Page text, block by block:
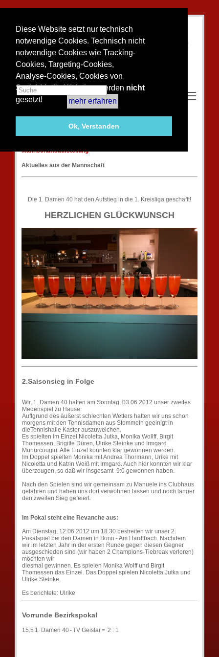
Diese Website setzt nur technisch
notwendige Cookies. Technisch nicht
notwendige Cookies wie Tracking-
Cookies, Targeting-Cookies,
Analyse-Cookies, Cookies von
Social-Media-Websites werden nicht
gesetzt!
mehr erfahren
Ok, Verstanden
Spielklasse:2. Kreisliga Gruppe B
Mannschaftsaufstellung
Aktuelles aus der Mannschaft
Die 1. Damen 40 hat den Aufstieg in die 1. Kreisliga geschafft!
HERZLICHEN GLÜCKWUNSCH
2.Saisonsieg in Folge
Wir, 1. Damen 40 hatten am Sonntag, 03.06.2012 unser zweites
Medenspiel zu Hause.
Auftgrund des äußerst schlechten Wetters hatten wir uns schon
morgens mit den Tennisdamen aus Stommeln geeinigt in
dieTennishalle Kaster auszuweichen.
Es spielten im Einzel Nicoletta Jutka, Monika Wollff, Birgit
Thomessen, Brigitte Düren, Ulrike Steinke und Irmgard
Mühürcouglu. Alle Einzel konnten klar gewonnen werden.
Im Doppel spielten Monika mit Andrea Thormann, Urike mit
Nicoletta und Katrin Weiß mit Irmgard. Auch hier konnten wir klar
überzeugen, so daß wir insgesamt 9:0 gewonnen haben.
Nach den Spielen sind wir gemeinsam zu Manuele ins Clubhaus
gefahren und haben uns dort verwöhnen lassen und noch länger
den zweiten Sieg gefeiert.
Im Pokal steht eine Revanche aus:
Am Dienstag, 12.06.2012 um 18.30 bestreiten wir unser 2.
Pokalspiel bei den Damen in Bonn - Am Hardtbach. Nachdem
wir im letzten Jahr in der ersten Runde gegen diesen Gegner
ausgeschieden sind (wir haben 2 Champions-Tiebreak verloren)
möchten wir
diesmal gewinnen. Es spielen Monika Wolff und Birgit
Thomessen das Einzel. Das Doppel spielen Nicoletta Jutka und
Ulrike Steinke.
Es berichtete: Ulrike
Vorrunde Bezirkspokal
15.5 1. Damen 40-TV Geislar= 2 : 1